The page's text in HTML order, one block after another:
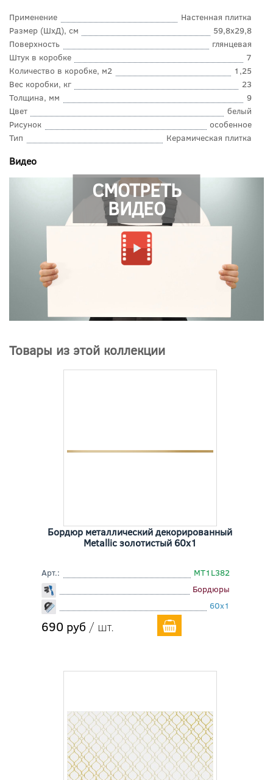
Применение
Настенная плитка
Размер (ШхД), см
59,8x29,8
Поверхность
глянцевая
Штук в коробке
7
Количество в коробке, м2
1,25
Вес коробки, кг
23
Толщина, мм
9
Цвет
белый
Рисунок
особенное
Тип
Керамическая плитка
Видео
СМОТРЕТЬ
ВИДЕО
Товары из этой коллекции
Бордюр металлический декорированный
Metallic золотистый 60x1
Арт.:
MT1L382
Бордюры
60x1
690 руб / шт.